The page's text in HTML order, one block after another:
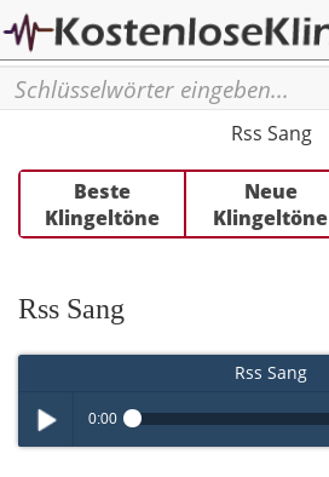
Rss Sang
Beste
Klingeltöne
Neue
Klingeltöne
Rss Sang
Rss Sang
0:00